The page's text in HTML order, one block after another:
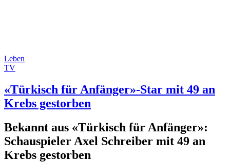
Leben
TV
«Türkisch für Anfänger»-Star mit 49 an
Krebs gestorben
Bekannt aus «Türkisch für Anfänger»:
Schauspieler Axel Schreiber mit 49 an
Krebs gestorben